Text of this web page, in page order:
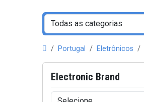
Portugal Eletrônicos
Electronic Brand